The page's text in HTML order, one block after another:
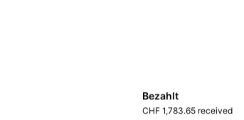
Bezahlt
CHF 1,783.65 received